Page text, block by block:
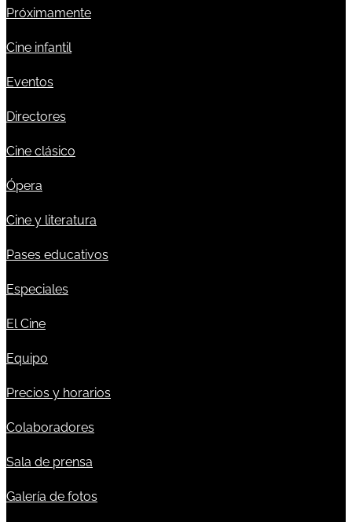
Próximamente
Cine infantil
Eventos
Directores
Cine clásico
Ópera
Cine y literatura
Pases educativos
Especiales
El Cine
Equipo
Precios y horarios
Colaboradores
Sala de prensa
Galería de fotos